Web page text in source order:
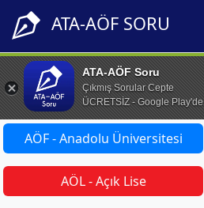
ATA-AÖF SORU
ATA-AÖF Soru
Çıkmış Sorular Cepte
ÜCRETSİZ - Google Play'de
AÖF - Anadolu Üniversitesi
AÖL - Açık Lise